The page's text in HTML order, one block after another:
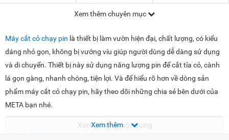
Xem thêm chuyên mục
Máy cắt cỏ chạy pin là thiết bị làm vườn hiện đại, chất lượng, có kiểu
dáng nhỏ gọn, không bị vướng víu giúp người dùng dễ dàng sử dụng
và di chuyển. Thiết bị này sử dụng năng lượng pin để cắt tỉa cỏ, cành
lá gọn gàng, nhanh chóng, tiện lợi. Và để hiểu rõ hơn về dòng sản
phẩm máy cắt cỏ chạy pin, hãy theo dõi những chia sẻ bên dưới của
META bạn nhé.
Xem nhanh nội dung
Các loại máy cắt cỏ chạy pin